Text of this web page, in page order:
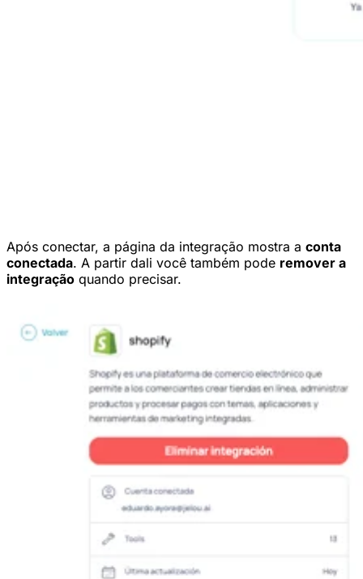
Após conectar, a página da integração mostra a conta
conectada. A partir dali você também pode remover a
integração quando precisar.